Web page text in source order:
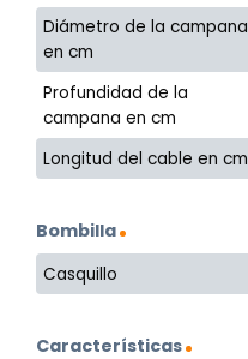
Diámetro de la campana
en cm
Profundidad de la
campana en cm
Longitud del cable en cm
Bombilla
Casquillo
Características